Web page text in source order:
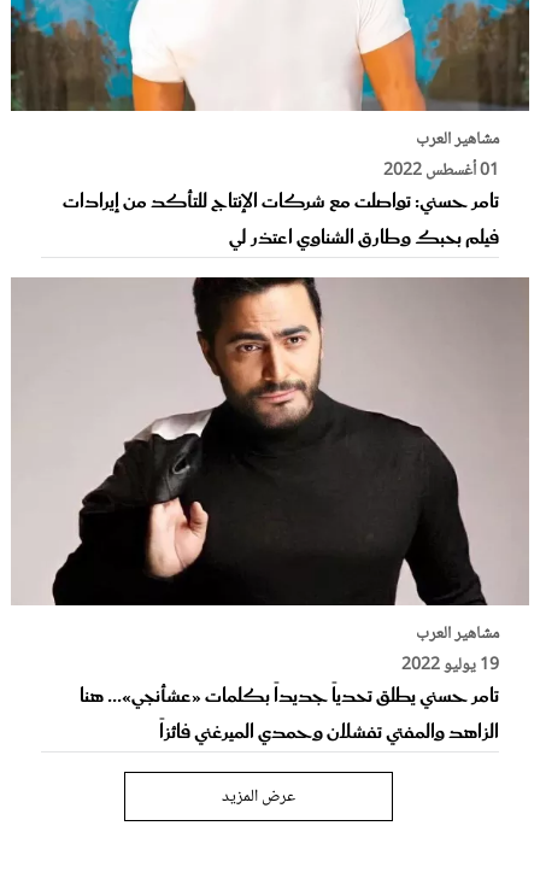
مشاهير العرب
01 أغسطس 2022
تامر حسني: تواصلت مع شركات الإنتاج للتأكد من إيرادات
فيلم بحبك وطارق الشناوي اعتذر لي
مشاهير العرب
19 يوليو 2022
تامر حسني يطلق تحدياً جديداً بكلمات «عشأنجي»... هنا
الزاهد والمفتي تفشلان وحمدي الميرغني فائزاً
عرض المزيد